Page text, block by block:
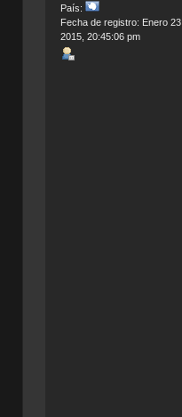
País:
Fecha de registro: Enero 23,
2015, 20:45:06 pm